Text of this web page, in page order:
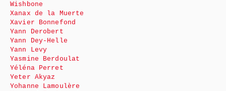
Wishbone
Xanax de la Muerte
Xavier Bonnefond
Yann Derobert
Yann Dey-Helle
Yann Levy
Yasmine Berdoulat
Yéléna Perret
Yeter Akyaz
Yohanne Lamoulère